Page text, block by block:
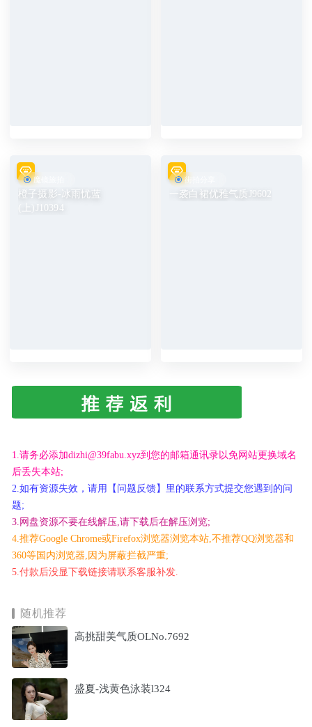
魔镜旅拍
橙子摄影-冰雨忧蓝
(上)J10394
街拍分享
一袭白裙优雅气质J9602
1.请务必添加dizhi@39fabu.xyz到您的邮箱通讯录以免网站更换域名
后丢失本站;
2.如有资源失效，请用【问题反馈】里的联系方式提交您遇到的问
题;
3.网盘资源不要在线解压,请下载后在解压浏览;
4.推荐Google Chrome或Firefox浏览器浏览本站,不推荐QQ浏览器和
360等国内浏览器,因为屏蔽拦截严重;
5.付款后没显下载链接请联系客服补发.
随机推荐
高挑甜美气质OLNo.7692
盛夏-浅黄色泳装l324